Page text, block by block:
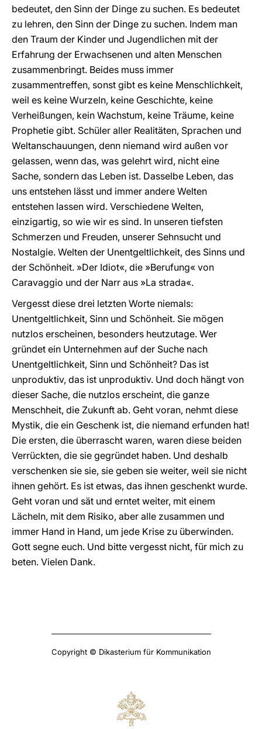
bedeutet, den Sinn der Dinge zu suchen. Es bedeutet
zu lehren, den Sinn der Dinge zu suchen. Indem man
den Traum der Kinder und Jugendlichen mit der
Erfahrung der Erwachsenen und alten Menschen
zusammenbringt. Beides muss immer
zusammentreffen, sonst gibt es keine Menschlichkeit,
weil es keine Wurzeln, keine Geschichte, keine
Verheißungen, kein Wachstum, keine Träume, keine
Prophetie gibt. Schüler aller Realitäten, Sprachen und
Weltanschauungen, denn niemand wird außen vor
gelassen, wenn das, was gelehrt wird, nicht eine
Sache, sondern das Leben ist. Dasselbe Leben, das
uns entstehen lässt und immer andere Welten
entstehen lassen wird. Verschiedene Welten,
einzigartig, so wie wir es sind. In unseren tiefsten
Schmerzen und Freuden, unserer Sehnsucht und
Nostalgie. Welten der Unentgeltlichkeit, des Sinns und
der Schönheit. »Der Idiot«, die »Berufung« von
Caravaggio und der Narr aus »La strada«.
Vergesst diese drei letzten Worte niemals:
Unentgeltlichkeit, Sinn und Schönheit. Sie mögen
nutzlos erscheinen, besonders heutzutage. Wer
gründet ein Unternehmen auf der Suche nach
Unentgeltlichkeit, Sinn und Schönheit? Das ist
unproduktiv, das ist unproduktiv. Und doch hängt von
dieser Sache, die nutzlos erscheint, die ganze
Menschheit, die Zukunft ab. Geht voran, nehmt diese
Mystik, die ein Geschenk ist, die niemand erfunden hat!
Die ersten, die überrascht waren, waren diese beiden
Verrückten, die sie gegründet haben. Und deshalb
verschenken sie sie, sie geben sie weiter, weil sie nicht
ihnen gehört. Es ist etwas, das ihnen geschenkt wurde.
Geht voran und sät und erntet weiter, mit einem
Lächeln, mit dem Risiko, aber alle zusammen und
immer Hand in Hand, um jede Krise zu überwinden.
Gott segne euch. Und bitte vergesst nicht, für mich zu
beten. Vielen Dank.
Copyright © Dikasterium für Kommunikation